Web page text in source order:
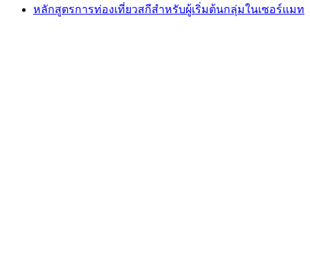
หลักสูตรการท่องเที่ยวสกีสำหรับผู้เริ่มต้นกลุ่มในเซอร์แมท